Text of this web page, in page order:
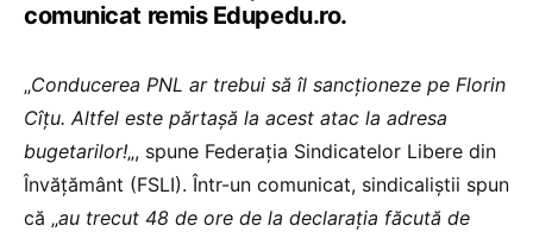
comunicat remis Edupedu.ro.
„Conducerea PNL ar trebui să îl sancționeze pe Florin
Cîțu. Altfel este părtașă la acest atac la adresa
bugetarilor!„, spune Federația Sindicatelor Libere din
Învățământ (FSLI). Într-un comunicat, sindicaliștii spun
că „au trecut 48 de ore de la declarația făcută de